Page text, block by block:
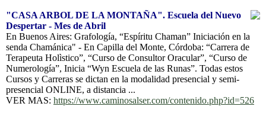
"CASA ARBOL DE LA MONTAÑA". Escuela del Nuevo
Despertar - Mes de Abril
En Buenos Aires: Grafología, “Espíritu Chaman” Iniciación en la
senda Chamánica" - En Capilla del Monte, Córdoba: “Carrera de
Terapeuta Holìstico”, “Curso de Consultor Oracular”, “Curso de
Numerología”, Inicia “Wyn Escuela de las Runas”. Todas estos
Cursos y Carreras se dictan en la modalidad presencial y semi-
presencial ONLINE, a distancia ...
VER MAS: https://www.caminosalser.com/contenido.php?id=526